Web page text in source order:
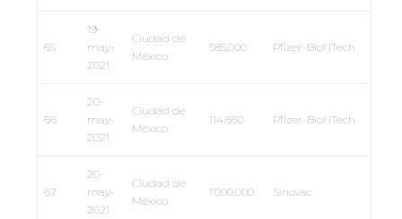
65
19-
may-
2021
Ciudad de
México
585,000 Pfizer-BioNTech
66
20-
may-
2021
Ciudad de
México
114,660 Pfizer-BioNTech
67
20-
may-
2021
Ciudad de
México
1’000,000 Sinovac